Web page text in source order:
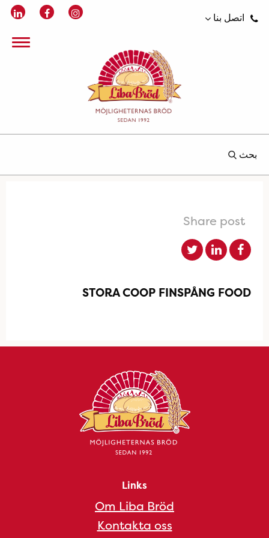
اتصل بنا
بحث
Share post
STORA COOP FINSPÅNG FOOD
Links
Om Liba Bröd
Kontakta oss